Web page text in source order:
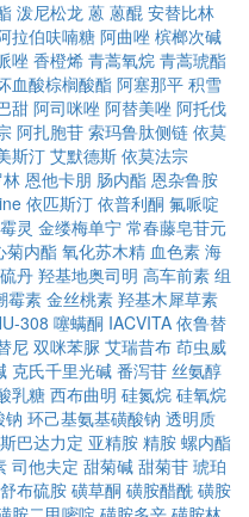
泼尼松龙 蒽 蒽醌 安替比林
拉伯呋喃糖 阿曲唑 槟榔次碱
唑 香橙烯 青蒿氧烷 青蒿琥酯
血酸棕榈酸酯 阿塞那平 积雪
甜 阿司咪唑 阿替美唑 阿托伐
阿扎胞苷 索玛鲁肽侧链 依莫
斯汀 艾默德斯 依莫法宗
恩他卡朋 肠内酯 恩杂鲁胺
依匹斯汀 依普利酮 氟哌啶
灵 金缕梅单宁 常春藤皂苷元
菊内酯 氧化苏木精 血色素 海
硫丹 羟基地奥司明 高车前素 组
霉素 金丝桃素 羟基木犀草素
308 噻螨酮 IACVITA 依鲁替
尼 双咪苯脲 艾瑞昔布 茚虫威
克氏千里光碱 番泻苷 丝氨醇
乳糖 西布曲明 硅氮烷 硅氧烷
钠 环己基氨基磺酸钠 透明质
斯巴达力定 亚精胺 精胺 螺内酯
司他夫定 甜菊碱 甜菊苷 琥珀
舒布硫胺 磺草酮 磺胺醋酰 磺胺